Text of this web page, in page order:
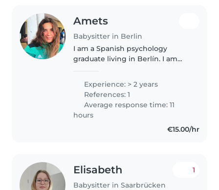
Amets
Babysitter in Berlin
I am a Spanish psychology
graduate living in Berlín. I am
mother, so I can speak 4
languages fluently: Spanish,
English, Basque and Catalan. I
have a leisure..
Experience: > 2 years
References: 1
Average response time: 11
hours
€15.00/hr
Elisabeth
Babysitter in Saarbrücken
1